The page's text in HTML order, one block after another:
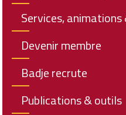
Services,
Devenir membre
Badje recrute
Publications & outils